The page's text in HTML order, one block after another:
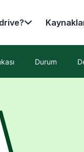
Durum